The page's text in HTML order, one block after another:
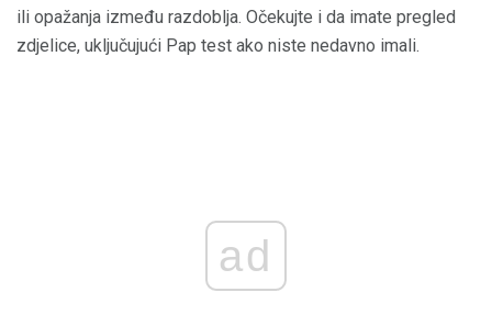
ili opažanja između razdoblja. Očekujte i da imate pregled
zdjelice, uključujući Pap test ako niste nedavno imali.
ad